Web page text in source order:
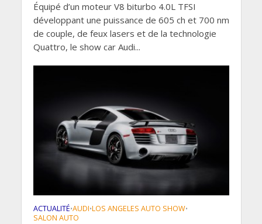
Équipé d’un moteur V8 biturbo 4.0L TFSI
développant une puissance de 605 ch et 700 nm
de couple, de feux lasers et de la technologie
Quattro, le show car Audi...
ACTUALITÉ•AUDI•LOS ANGELES AUTO SHOW•
SALON AUTO